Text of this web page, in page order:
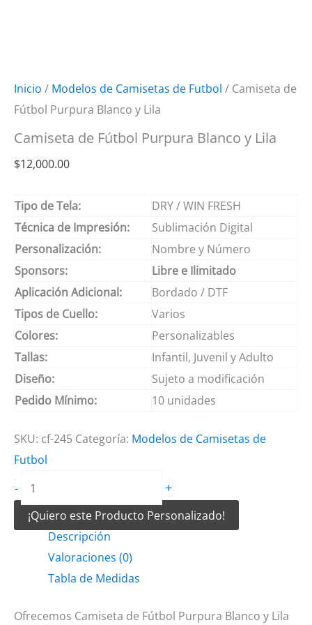
Inicio / Modelos de Camisetas de Futbol / Camiseta de
Fútbol Purpura Blanco y Lila
Camiseta de Fútbol Purpura Blanco y Lila
$12,000.00
Tipo de Tela:
DRY / WIN FRESH
Técnica de Impresión:
Sublimación Digital
Personalización:
Nombre y Número
Sponsors:
Libre e Ilimitado
Aplicación Adicional:
Bordado / DTF
Tipos de Cuello:
Varios
Colores:
Personalizables
Tallas:
Infantil, Juvenil y Adulto
Diseño:
Sujeto a modificación
Pedido Mínimo:
10 unidades
SKU: cf-245 Categoría: Modelos de Camisetas de
Futbol
-
de
Fútbol
Purpura
Blanco
+
¡Quiero este Producto Personalizado!
Descripción
Valoraciones (0)
Tabla de Medidas
Ofrecemos Camiseta de Fútbol Purpura Blanco y Lila